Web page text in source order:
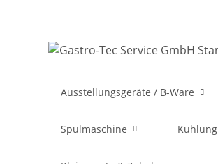
Ausstellungsgeräte / B-Ware
Spülmaschine Kühlung